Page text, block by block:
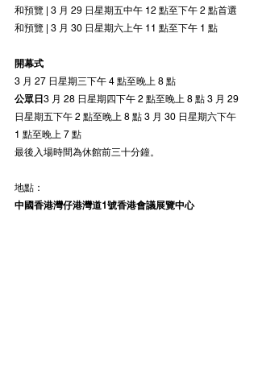
和預覽 | 3 月 29 日星期五中午 12 點至下午 2 點首選
和預覽 | 3 月 30 日星期六上午 11 點至下午 1 點
開幕式
3 月 27 日星期三下午 4 點至晚上 8 點
公眾日 3 月 28 日星期四下午 2 點至晚上 8 點 3 月 29
日星期五下午 2 點至晚上 8 點 3 月 30 日星期六下午
1 點至晚上 7 點
最後入場時間為休館前三十分鐘。
地點：
中國香港灣仔港灣道1號香港會議展覽中心